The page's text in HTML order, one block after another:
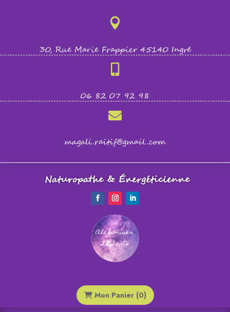

30, Rue Marie Frappier 45140 Ingré
06 82 07 92 98

magali.raitif@gmail.com
Naturopathe & Énergéticienne
Mon Panier (0)